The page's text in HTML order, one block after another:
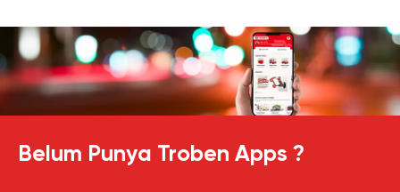
Belum Punya Troben Apps ?